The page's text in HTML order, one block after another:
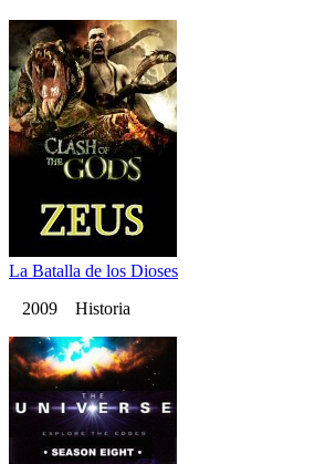
La Batalla de los Dioses
2009 Historia